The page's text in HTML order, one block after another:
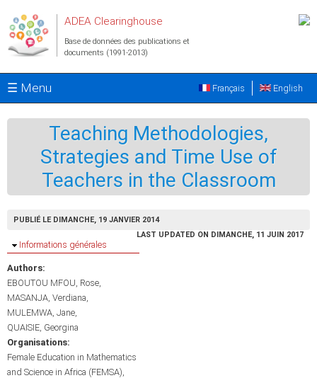
ADEA Clearinghouse
Base de données des publications et
documents (1991-2013)
☰ Menu English
Français
Teaching Methodologies,
Strategies and Time Use of
Teachers in the Classroom
PUBLIÉ LE DIMANCHE, 19 JANVIER 2014
LAST UPDATED ON DIMANCHE, 11 JUIN 2017
Masquer
Informations générales
Authors:
EBOUTOU MFOU, Rose
MASANJA, Verdiana
MULEMWA, Jane
QUAISIE, Georgina
Organisations:
Female Education in Mathematics
and Science in Africa (FEMSA)